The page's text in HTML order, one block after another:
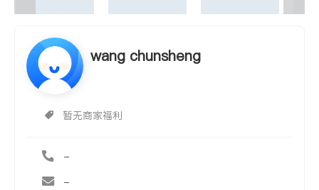
wang chunsheng
暂无商家福利
-
-